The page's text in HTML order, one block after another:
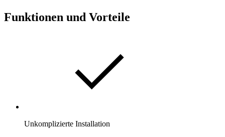
Funktionen und Vorteile
Unkomplizierte Installation